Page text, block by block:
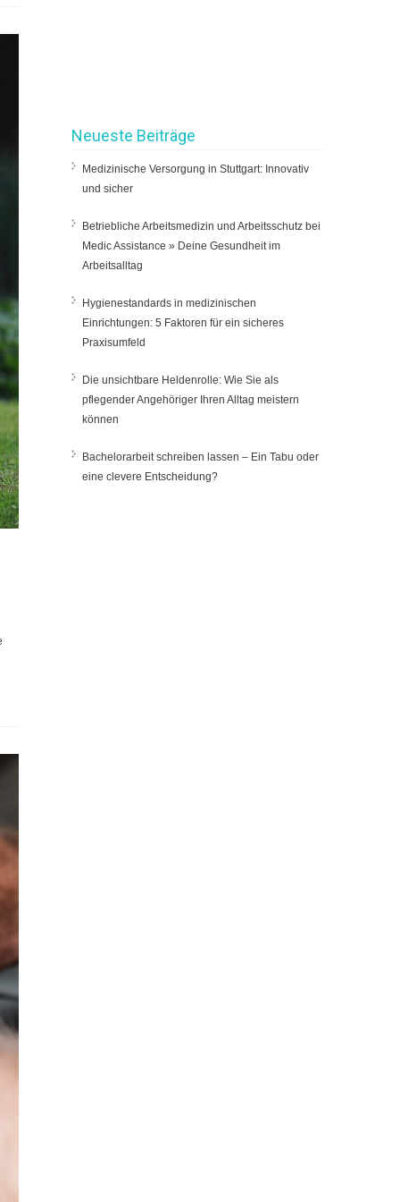
Neueste Beiträge
Medizinische Versorgung in Stuttgart: Innovativ
und sicher
Betriebliche Arbeitsmedizin und Arbeitsschutz bei
Medic Assistance » Deine Gesundheit im
Arbeitsalltag
Hygienestandards in medizinischen
Einrichtungen: 5 Faktoren für ein sicheres
Praxisumfeld
Die unsichtbare Heldenrolle: Wie Sie als
pflegender Angehöriger Ihren Alltag meistern
können
Bachelorarbeit schreiben lassen – Ein Tabu oder
eine clevere Entscheidung?